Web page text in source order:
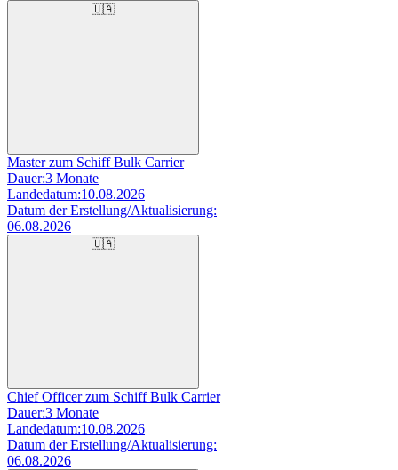
🇺🇦
Master zum Schiff Bulk Carrier
Dauer:3 Monate
Landedatum:10.08.2026
Datum der Erstellung/Aktualisierung:
06.08.2026
🇺🇦
Chief Officer zum Schiff Bulk Carrier
Dauer:3 Monate
Landedatum:10.08.2026
Datum der Erstellung/Aktualisierung:
06.08.2026